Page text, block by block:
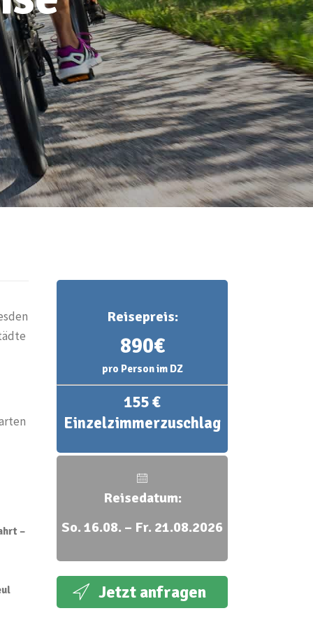
–
Reisepreis:
890€
pro Person im DZ
155 €
Einzelzimmerzuschlag
Reisedatum:
So. 16.08. – Fr. 21.08.2026
Jetzt anfragen